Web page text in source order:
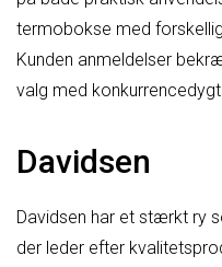
termobokse med
Kunden anmeldelser
valg med
Davidsen
Davidsen har et stærkt ry
der leder efter